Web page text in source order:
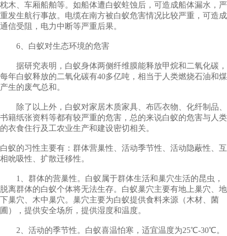
枕木、车厢船舶等。如船体遭白蚁蛀蚀后，可造成船体漏水，严
重发生航行事故。电缆在南方被白蚁危害情况比较严重，可造成
通信受阻，电力中断等严重后果。
6、白蚁对生态环境的危害
据研究表明，白蚁身体两侧纤维膜能释放甲烷和二氧化碳，
每年白蚁释放的二氧化碳有40多亿吨，相当于人类燃烧石油和煤
产生的废气总和。
除了以上外，白蚁对家居木质家具、布匹衣物、化纤制品、
书籍纸张资料等都有较严重的危害，总的来说白蚁的危害与人类
的衣食住行及工农业生产和建设密切相关。
白蚁的习性主要有：群体营巢性、活动季节性、活动隐蔽性、互
相吮吸性、扩散迁移性。
1、群体的营巢性。白蚁属于群体生活和巢穴生活的昆虫，
脱离群体的白蚁个体将无法生存。白蚁巢穴主要有地上巢穴、地
下巢穴、木中巢穴。巢穴主要为白蚁提供食料来源（木材、菌
圃），提供安全场所，提供湿度和温度。
2、活动的季节性。白蚁喜温怕寒，适宜温度为25℃-30℃。